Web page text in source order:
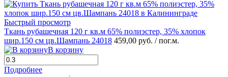
Быстрый просмотр
Ткань рубашечная 120 г кв.м 65% полиэстер, 35% хлопок
шир.150 см цв.Шампань 24018 459,00 руб. / пог.м.
В корзину
Подробнее